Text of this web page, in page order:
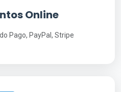
Online
Pago, PayPal, Stripe